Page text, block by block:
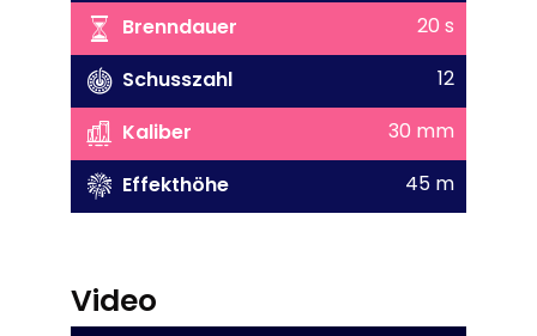
Brenndauer
20 s
Schusszahl
12
Kaliber
30 mm
Effekthöhe
45 m
Video